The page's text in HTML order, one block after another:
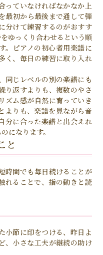
っていなければなかなか上
最初から最後まで通して弾
分けて練習するのがおすす
ゆっくり合わせるという順
。ピアノの初心者用楽譜に
く、毎日の練習に取り入れ
同じレベルの別の楽譜にも
り返すよりも、複数のやさ
ズム感が自然に育っていき
よりも、楽譜を見ながら音
分に合った楽譜と出会えれ
になります。
と
時間でも毎日続けることが
れることで、指の動きと読
小節に印をつける、昨日よ
、小さな工夫が継続の助け